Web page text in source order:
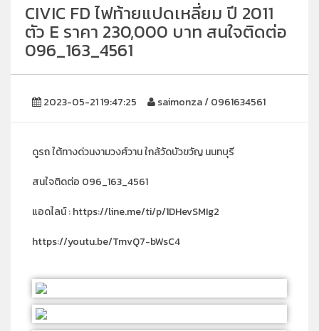
CIVIC FD ไฟท้ายแปดเหลี่ยม ปี 2011
ตัว E ราคา 230,000 บาท สนใจติดต่อ
096_163_4561
2023-05-21 19:47:25 saimonza / 0961634561
ดูรถ ใต้ทางด่วนงามวงศ์วาน ใกล้วัดบัวขวัญ นนทบุรี
สนใจติดต่อ 096_163_4561
แอดไลน์ : https://line.me/ti/p/1DHevSMIg2
https://youtu.be/TmvQ7-bWsC4